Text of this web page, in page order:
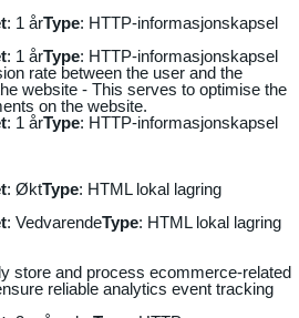
: 1 årType: HTTP-informasjonskapsel
: 1 årType: HTTP-informasjonskapsel
rate between the user and the
website - This serves to optimise the
on the website.
: 1 årType: HTTP-informasjonskapsel
: ØktType: HTML lokal lagring
: VedvarendeType: HTML lokal lagring
store and process ecommerce-related
reliable analytics event tracking